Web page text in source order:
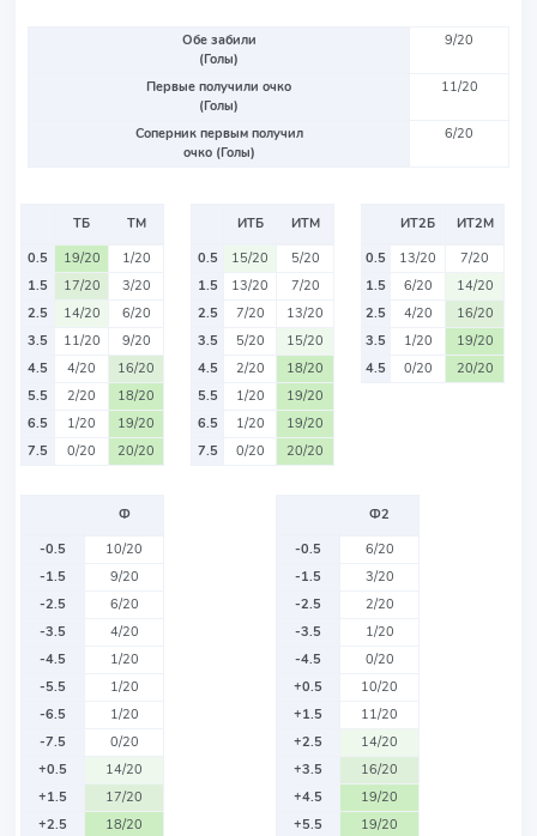
Обе забили
(Голы)
9/20
Первые получили очко
(Голы)
11/20
Соперник первым получил
очко (Голы)
6/20
ТБ
ТМ
0.5
19/20
1/20
1.5
17/20
3/20
2.5
14/20
6/20
3.5
11/20
9/20
4.5
4/20
16/20
5.5
2/20
18/20
6.5
1/20
19/20
7.5
0/20 20/20
ИТБ
ИТМ
0.5
15/20
5/20
1.5
13/20
7/20
2.5
7/20
13/20
3.5
5/20
15/20
4.5
2/20
18/20
5.5
1/20
19/20
6.5
1/20
19/20
7.5
0/20 20/20
ИТ2Б
ИТ2М
0.5
13/20
7/20
1.5
6/20
14/20
2.5
4/20
16/20
3.5
1/20
19/20
4.5
0/20 20/20
Ф
-0.5
10/20
-1.5
9/20
-2.5
6/20
-3.5
4/20
-4.5
1/20
-5.5
1/20
-6.5
1/20
-7.5
0/20
+0.5
14/20
+1.5
17/20
+2.5
18/20
Ф2
-0.5
6/20
-1.5
3/20
-2.5
2/20
-3.5
1/20
-4.5
0/20
+0.5
10/20
+1.5
11/20
+2.5
14/20
+3.5
16/20
+4.5
19/20
+5.5
19/20